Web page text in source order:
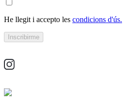
He llegit i accepto les condicions d'ús.